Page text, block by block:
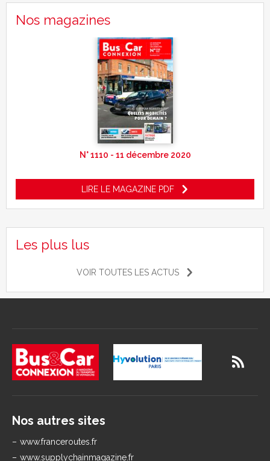
Nos magazines
N° 1110 - 11 décembre 2020
LIRE LE MAGAZINE PDF
Les plus lus
VOIR TOUTES LES ACTUS
Nos autres sites
www.franceroutes.fr
www.supplychainmagazine.fr